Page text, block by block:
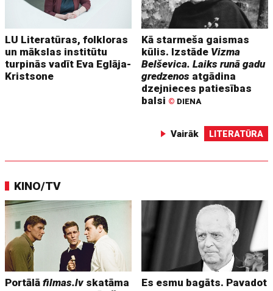
LU Literatūras, folkloras
un mākslas institūtu
turpinās vadīt Eva Eglāja-
Kristsone
Kā starmeša gaismas
kūlis. Izstāde Vizma
Belševica. Laiks runā gadu
gredzenos atgādina
dzejnieces patiesības
balsi © DIENA
Vairāk LITERATŪRA
KINO/TV
Portālāfilmas.lv skatāma
Es esmu bagāts. Pavadot